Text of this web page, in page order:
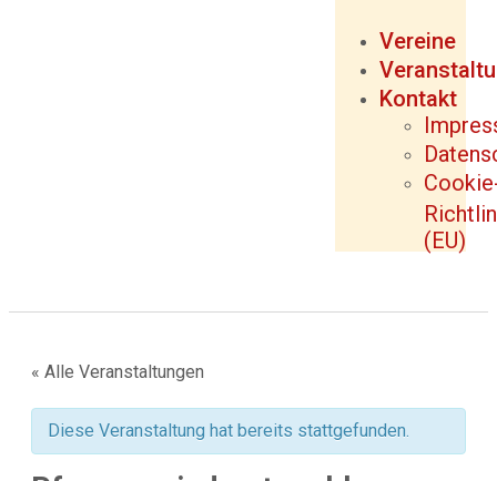
Vereine
Kontakt
(EU)
« Alle Veranstaltungen
Diese Veranstaltung hat bereits stattgefunden.